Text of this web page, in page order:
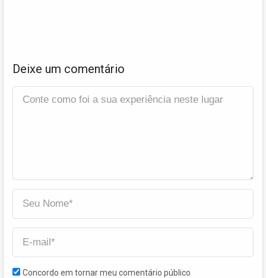
Deixe um comentário
Concordo em tornar meu comentário público